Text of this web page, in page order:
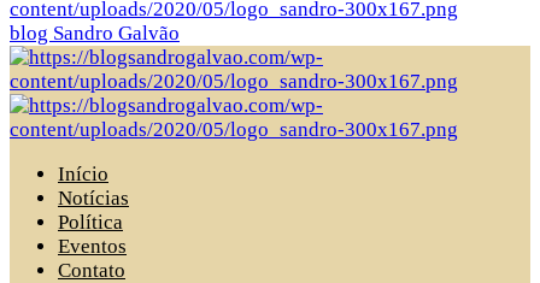
blog Sandro Galvão
Início
Notícias
Política
Eventos
Contato